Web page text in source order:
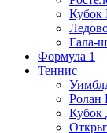
Кубок
Гала-
Формула 1
Теннис
Ролан
Кубок